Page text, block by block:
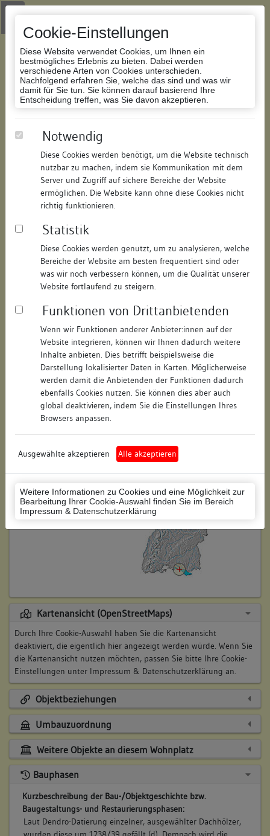
Cookie-Einstellungen
Diese Website verwendet Cookies, um Ihnen ein
bestmögliches Erlebnis zu bieten. Dabei werden
verschiedene Arten von Cookies unterschieden.
Nachfolgend erfahren Sie, welche das sind und was wir
damit für Sie tun. Sie können darauf basierend Ihre
Entscheidung treffen, was Sie davon akzeptieren.
Notwendig
Diese Cookies werden benötigt, um die Website technisch
nutzbar zu machen, indem sie Kommunikation mit dem
Server und Zugriff auf sichere Bereiche der Website
ermöglichen. Die Website kann ohne diese Cookies nicht
richtig funktionieren.
Statistik
Diese Cookies werden genutzt, um zu analysieren, welche
Bereiche der Website am besten frequentiert sind oder
was wir noch verbessern können, um die Qualität unserer
Website fortlaufend zu steigern.
Funktionen von Drittanbietenden
Wenn wir Funktionen anderer Anbieter:innen auf der
Website integrieren, können wir Ihnen dadurch weitere
Inhalte anbieten. Dies betrifft beispielsweise die
Darstellung lokalisierter Daten in Karten. Möglicherweise
werden damit die Anbietenden der Funktionen dadurch
ebenfalls Cookies nutzen. Sie können dies aber auch
global deaktivieren, indem Sie die Einstellungen Ihres
Browsers anpassen.
Ausgewählte akzeptieren Alle akzeptieren
Weitere Informationen zu Cookies und eine Möglichkeit zur
Bearbeitung Ihrer Cookie-Auswahl finden Sie im Bereich
Impressum & Datenschutzerklärung
Zur Navigation springen
Zum Inhalt der Website springen
Datenbank Bauforschung/Restaurierung
211359489410/Datum:25.10.2011
Datenbestand:
Bauforschung
Als PDF herunterladen:
Objektdaten
Straße: Salmannsweilergasse
Hausnummer: 9
Postleitzahl: 78426
Stadt-Teilort: Konstanz
Regierungsbezirk: Freiburg
Konstanz (Landkreis)
Wohnplatzschlüssel: 8335043012
Flurstücknummer: keine
Historischer Straßenname: keiner
Lage des Wohnplatzes:
Kartenansicht (OpenStreetMaps)
Durch Ihre Cookie-Auswahl haben Sie die Kartenansicht
deaktiviert, die eigentlich hier angezeigt werden würde. Wenn Sie
die Kartenansicht nutzen möchten, passen Sie bitte Ihre Cookie-
Einstellungen unter Impressum & Datenschutzerklärung an.
Objektbeziehungen
Umbauzuordnung
Weitere Objekte an diesem Wohnplatz
Bauphasen
Kurzbeschreibung der Bau-/Objektgeschichte bzw.
Baugestaltungs- und Restaurierungsphasen:
Laut Dendro-Datierung einzelner, ausgewählter Dachhölzer,